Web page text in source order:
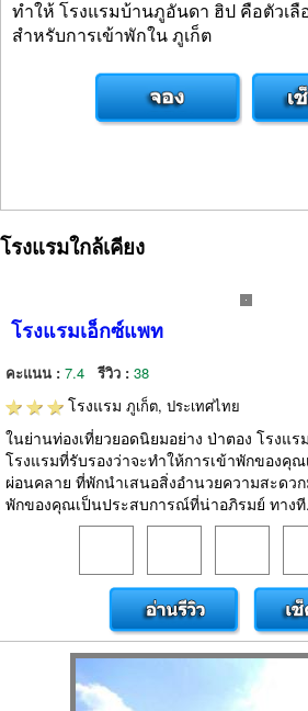
ทำให้ โรงแรมบ้านภูอันดา ฮิป คือตัวเ
สำหรับการเข้าพักใน ภูเก็ต
โรงแรมใกล้เคียง
โรงแรมเอ็กซ์แพท
คะแนน : 7.4 รีวิว : 38
โรงแรม ภูเก็ต, ประเทศไทย
ในย่านท่องเที่ยวยอดนิยมอย่าง ป่าตอง โรงแ
โรงแรมที่รับรองว่าจะทำให้การเข้าพักของคุ
ผ่อนคลาย ที่พักนำเสนอสิ่งอำนวยความสะดว
พักของคุณเป็นประสบการณ์ที่น่าอภิรมย์ ทางที